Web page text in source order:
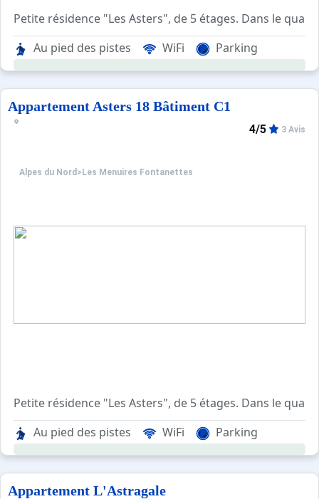
Petite résidence "Les Asters", de 5 étages. Dans le
Au pied des pistes
WiFi Parking
Appartement Asters 18 Bâtiment C1
Alpes du Nord > Les Menuires Fontanettes
4/5 3 Avis
Petite résidence "Les Asters", de 5 étages. Dans le
Au pied des pistes
WiFi Parking
Appartement L'Astragale